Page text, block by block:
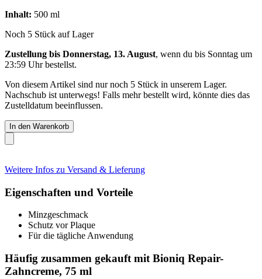
Inhalt: 500 ml
Noch 5 Stück auf Lager
Zustellung bis Donnerstag, 13. August, wenn du bis Sonntag um
23:59 Uhrbestellst.
Von diesem Artikel sind nur noch 5 Stück in unserem Lager.
Nachschub ist unterwegs! Falls mehr bestellt wird, könnte dies das
Zustelldatum beeinflussen.
In den Warenkorb
Weitere Infos zu Versand & Lieferung
Eigenschaften und Vorteile
Minzgeschmack
Schutz vor Plaque
Für die tägliche Anwendung
Häufig zusammen gekauft mit Bioniq Repair-
Zahncreme, 75 ml